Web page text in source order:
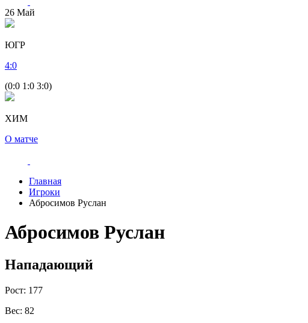
26 Май
ЮГР
4:0
(0:0 1:0 3:0)
ХИМ
О матче
Главная
Игроки
Абросимов Руслан
Абросимов Руслан
Нападающий
Рост: 177
Вес: 82